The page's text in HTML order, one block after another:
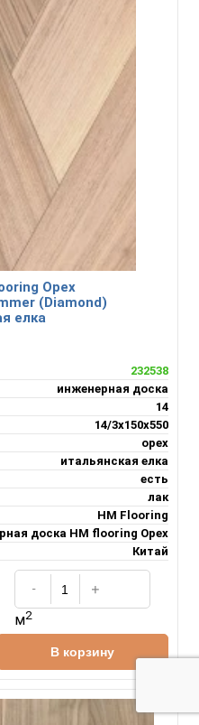
Орех
(Diamond)
елка
232538
инженерная доска
14
14/3х150х550
орех
итальянская елка
есть
лак
HM Flooring
доска НM flooring Орех
Китай
м2
В корзину